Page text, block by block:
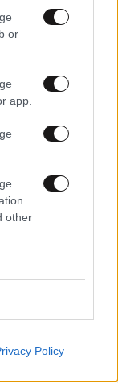
or
app.
other
Policy
«μεγάλος»